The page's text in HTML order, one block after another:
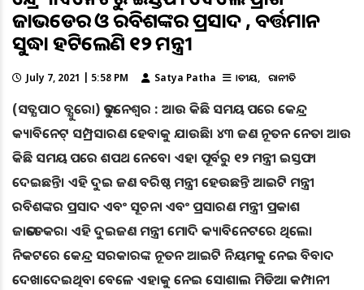
ଜାଭଡେକର ଓ ରବିଶଙ୍କର ପ୍ରସାଦ , ବର୍ତ୍ତମାନ
ସୁଦ୍ଧା ହଟିଲେଣି ୧୨ ମନ୍ତ୍ରୀ
July 7, 2021 | 5:58 PM Satya Patha ଜାତୀୟ ରାଜନୀତି
(ସତ୍ଯପାଠ ବ୍ଯୁରୋ) ଭୁବନେଶ୍ୱର : ଆଉ କିଛି ସମୟ ପରେ କେନ୍ଦ୍ର
କ୍ୟାବିନେଟ୍ ସମ୍ପ୍ରସାରଣ ହେବାକୁ ଯାଉଛି। ୪୩ ଜଣ ନୂତନ ନେତା ଆଉ
କିଛି ସମୟ ପରେ ଶପଥ ନେବେ। ଏହା ପୂର୍ବରୁ ୧୨ ମନ୍ତ୍ରୀ ଇସ୍ତଫା
ଦେଇଛନ୍ତି। ଏହି ଦୁଇ ଜଣ ବରିଷ୍ଠ ମନ୍ତ୍ରୀ ହେଉଛନ୍ତି ଆଇଟି ମନ୍ତ୍ରୀ
ରବିଶଙ୍କର ପ୍ରସାଦ ଏବଂ ସୂଚନା ଏବଂ ପ୍ରସାରଣ ମନ୍ତ୍ରୀ ପ୍ରକାଶ
ଜାଭଡେକର। ଏହି ଦୁଇଜଣ ମନ୍ତ୍ରୀ ମୋଦି କ୍ୟାବିନେଟରେ ଥିଲେ।
ନିକଟରେ କେନ୍ଦ୍ର ସରକାରଙ୍କ ନୂତନ ଆଇଟି ନିୟମକୁ ନେଇ ବିବାଦ
ଦେଖାଦେଇଥିବା ବେଳେ ଏହାକୁ ନେଇ ସୋଶାଲ ମିଡିଆ କମ୍ପାନୀ